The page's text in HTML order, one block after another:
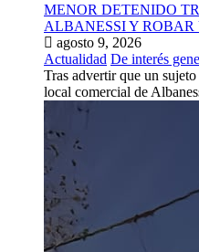
MENOR DETENIDO
ALBANESSI Y
agosto 9, 2026
Actualidad De interés
Tras advertir que un
local comercial de